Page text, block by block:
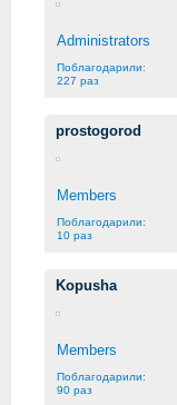
Administrators
Поблагодарили:
227 раз
prostogorod
Members
Поблагодарили:
10 раз
Kopusha
Members
Поблагодарили:
90 раз